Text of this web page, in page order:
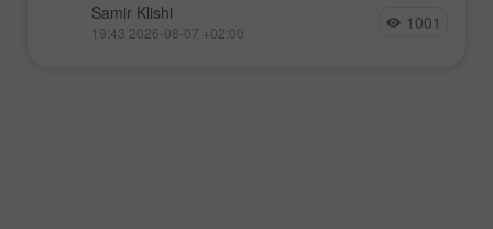
Samir Klishi
19:43 2026-08-07 +02:00 1001